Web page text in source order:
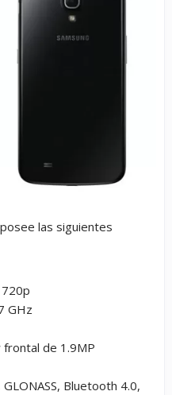
posee las siguientes
GHz
frontal de 1.9MP
Bluetooth 4.0,